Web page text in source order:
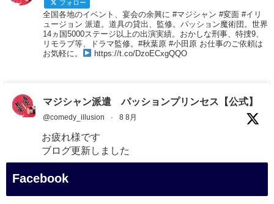
フォロー
全国各地のイベント、宴会の余興に #マジシャン #変面 #イリ
ュージョン 派遣。道具の貸出、監修。パッション魔術団。世界
14ヵ国5000ステージ以上の出演実績。おかしな刑事、特捜9、
リモラブ等、ドラマ監修。#秋葉原 #小田原 お仕事のご依頼は
お気軽に。
https://t.co/DzoECxgQQO
マジシャン派遣 パッションプリンセス【公式】
@comedy_illusion · 8 8月
お疲れ様です
ブログ更新しました
「マジシャン和歌山旅 白浜町・白良湯」
Facebook